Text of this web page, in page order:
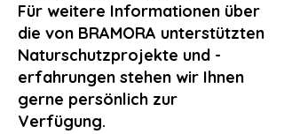
Für weitere Informationen über
die von BRAMORA unterstützten
Naturschutzprojekte und -
erfahrungen stehen wir Ihnen
gerne persönlich zur
Verfügung.